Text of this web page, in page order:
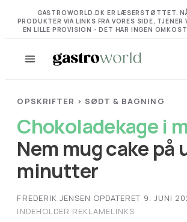
GASTROWORLD.DK ER LÆSERSTØTTET.
PRODUKTER VIA LINKS FRA VORES SIDE, TJENER
EN LILLE PROVISION - DET HAR INGEN
OPSKRIFTER › SØDT & BAGNING
Chokoladekage i
Nem mug cake på
minutter
FREDERIK JENSEN·OPDATERET 9. JUNI
INDEHOLDER REKLAMELINKS